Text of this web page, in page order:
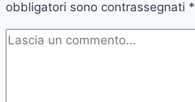
Cultura
e
Natura
obbligatori sono contrassegnati *